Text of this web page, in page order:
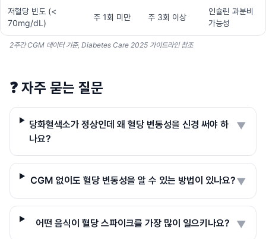
저혈당 빈도 (<
70mg/dL)
주 1회 미만 주 3회 이상
인슐린 과분비
가능성
2주간 CGM 데이터 기준, Diabetes Care 2025 가이드라인 참조
❓ 자주 묻는 질문
당화혈색소가 정상인데 왜 혈당 변동성을 신경 써야 하
나요?
▼
CGM 없이도 혈당 변동성을 알 수 있는 방법이 있나요?▼
어떤 음식이 혈당 스파이크를 가장 많이 일으키나요? ▼